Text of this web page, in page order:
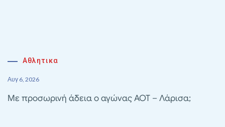
Αθλητικα
Αυγ 6, 2026
Με προσωρινή άδεια ο αγώνας ΑΟΤ – Λάρισα;